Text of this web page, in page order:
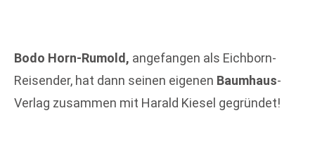
Bodo Horn-Rumold, angefangen als Eichborn-
Reisender, hat dann seinen eigenen Baumhaus-
Verlag zusammen mit Harald Kiesel gegründet!